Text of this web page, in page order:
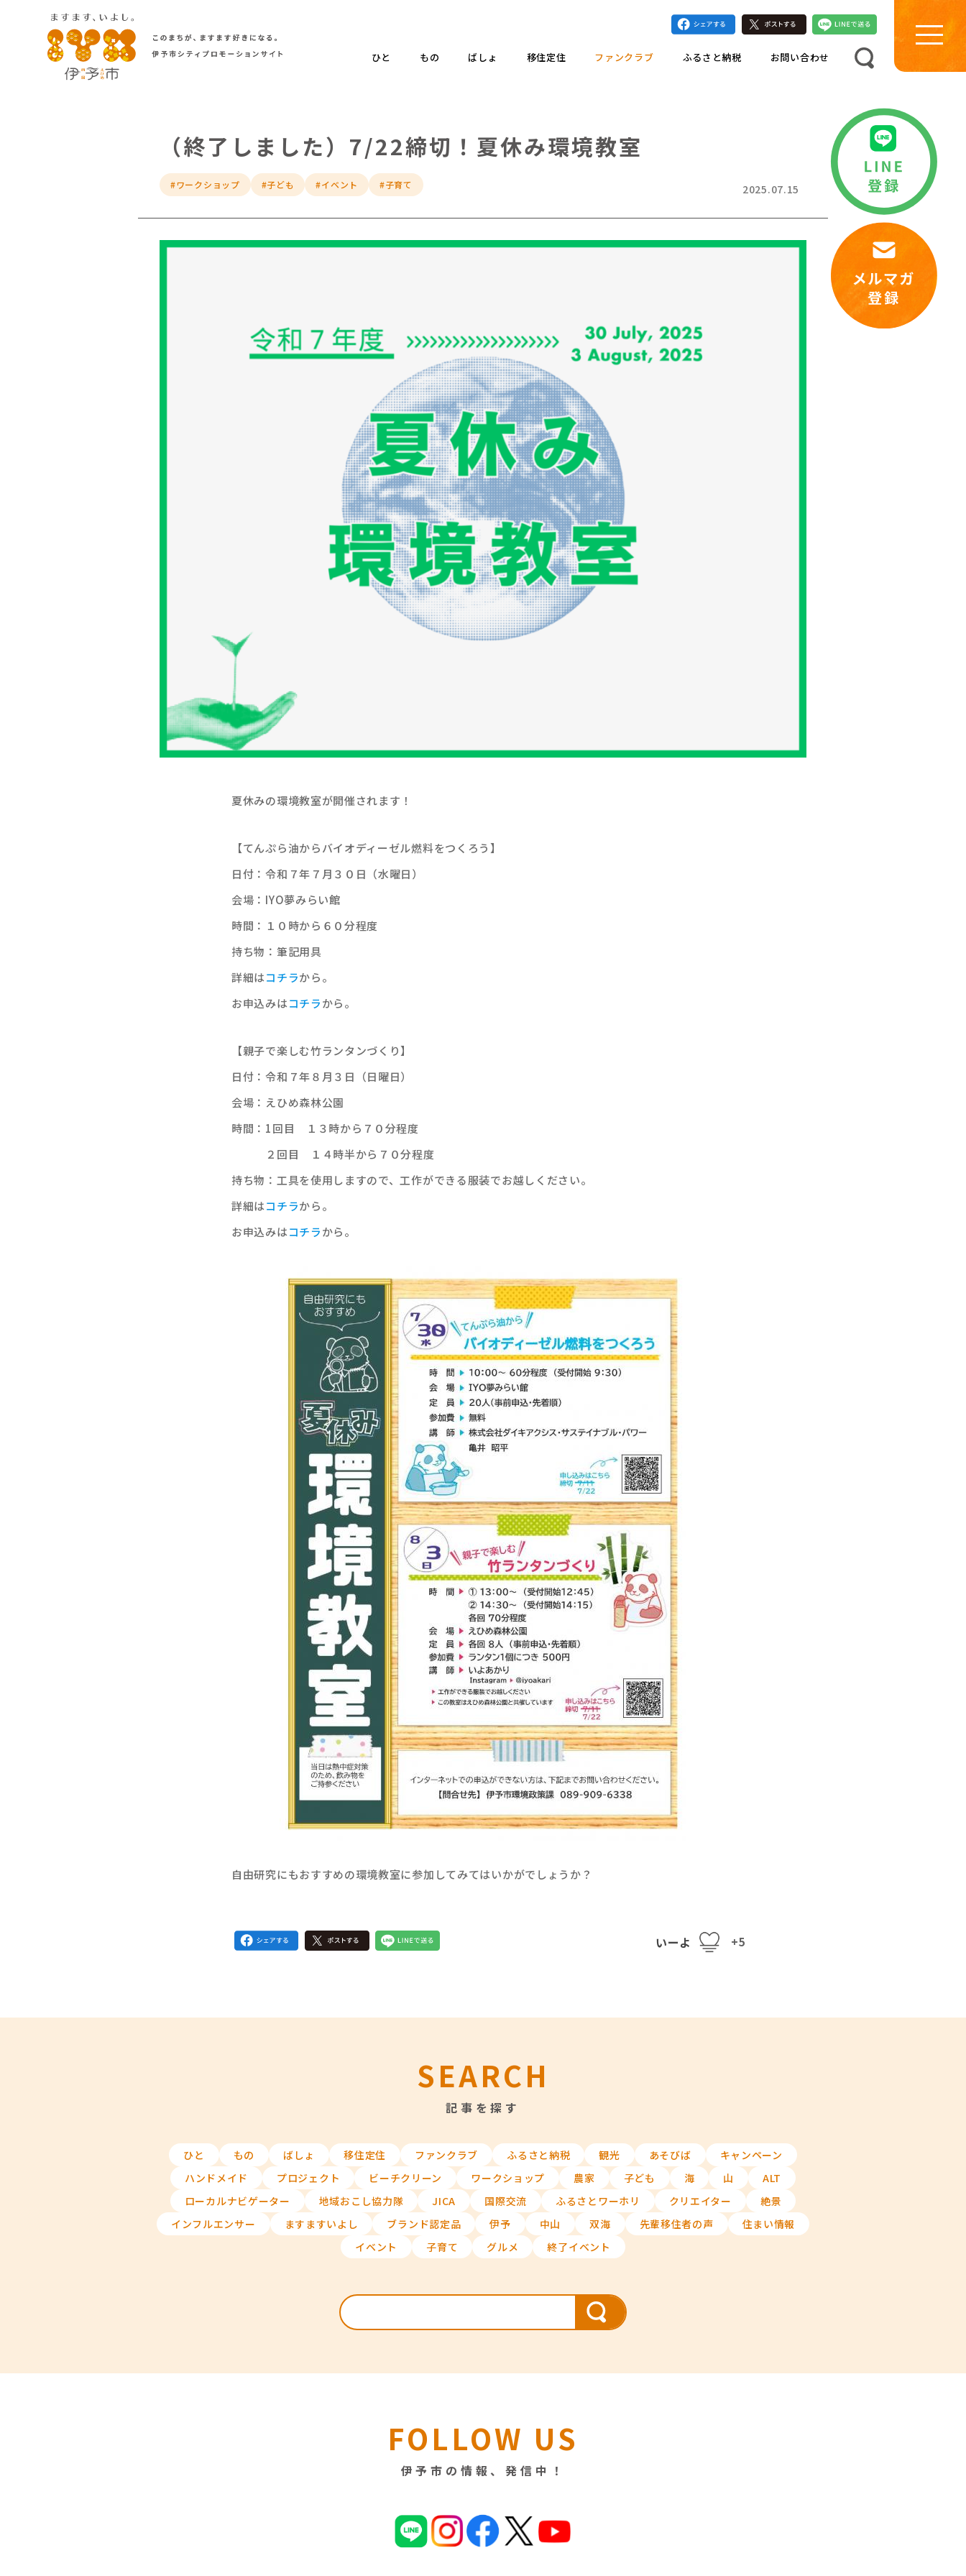
ひと もの ばしょ 移住定住 ファンクラブ ふるさと納税 お問い合わせ
（終了しました）7/22締切！夏休み環境教室
#ワークショップ #子ども #イベント #子育て 2025.07.15
夏休みの環境教室が開催されます！
【てんぷら油からバイオディーゼル燃料をつくろう】
日付：令和７年７月３０日（水曜日）
会場：IYO夢みらい館
時間：１０時から６０分程度
持ち物：筆記用具
詳細はコチラから。
お申込みはコチラから。
【親子で楽しむ竹ランタンづくり】
日付：令和７年８月３日（日曜日）
会場：えひめ森林公園
時間：1回目 １３時から７０分程度
２回目 １４時半から７０分程度
持ち物：工具を使用しますので、工作ができる服装でお越しください。
詳細はコチラから。
お申込みはコチラから。
自由研究にもおすすめの環境教室に参加してみてはいかがでしょうか？
いーよ +5
SEARCH
記事を探す
ひと もの ばしょ 移住定住 ファンクラブ ふるさと納税 観光 あそびば
キャンペーン
ハンドメイド
プロジェクト ビーチクリーン ワークショップ 農家 子ども 海 山
ALT
ローカルナビゲーター
地域おこし協力隊 JICA 国際交流 ふるさとワーホリ クリエイター
絶景
インフルエンサー
ますますいよし ブランド認定品 伊予 中山 双海 先輩移住者の声
住まい情報
イベント
子育て グルメ 終了イベント
FOLLOW US
伊予市の情報、発信中！